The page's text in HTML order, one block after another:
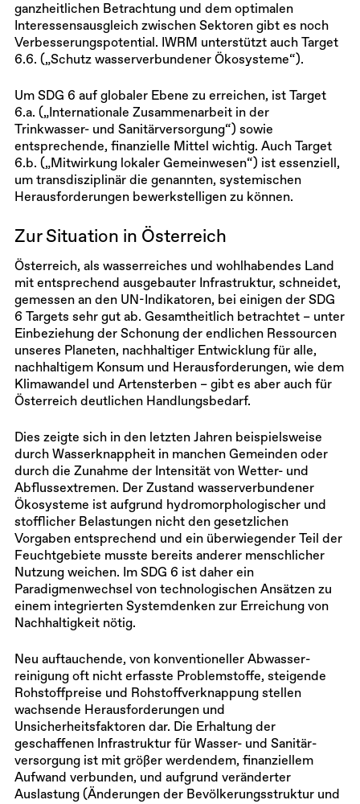
ganzheitlichen Betrachtung und dem optimalen
Interessensausgleich zwischen Sektoren gibt es noch
Verbesserungspotential. IWRM unterstützt auch Target
6.6. („Schutz wasserverbundener Ökosysteme“).
Um SDG 6 auf globaler Ebene zu erreichen, ist Target
6.a. („Internationale Zusammenarbeit in der
Trinkwasser- und Sanitärversorgung“) sowie
entsprechende, finanzielle Mittel wichtig. Auch Target
6.b. („Mitwirkung lokaler Gemeinwesen“) ist essenziell,
um transdisziplinär die genannten, systemischen
Herausforderungen bewerkstelligen zu können.
Zur Situation in Österreich
Österreich, als wasserreiches und wohlhabendes Land
mit entsprechend ausgebauter Infrastruktur, schneidet,
gemessen an den UN-Indikatoren, bei einigen der SDG
6 Targets sehr gut ab. Gesamtheitlich betrachtet – unter
Einbeziehung der Schonung der endlichen Ressourcen
unseres Planeten, nachhaltiger Entwicklung für alle,
nachhaltigem Konsum und Heraus­forderungen, wie dem
Klimawandel und Artensterben – gibt es aber auch für
Österreich deutlichen Handlungsbedarf.
Dies zeigte sich in den letzten Jahren beispielsweise
durch Wasserknappheit in manchen Gemeinden oder
durch die Zunahme der Intensität von Wetter- und
Abflussextremen. Der Zustand wasser­verbundener
Öko­systeme ist aufgrund hydro­morpho­logischer und
stofflicher Belastungen nicht den gesetzlichen
Vorgaben entsprechend und ein überwiegender Teil der
Feuchtgebiete musste bereits anderer menschlicher
Nutzung weichen. Im SDG 6 ist daher ein
Paradigmenwechsel von technologischen Ansätzen zu
einem integrierten System­denken zur Erreichung von
Nachhaltigkeit nötig.
Neu auftauchende, von konventioneller Abwasser­
reinigung oft nicht erfasste Problemstoffe, steigende
Rohstoffpreise und Rohstoff­verknappung stellen
wachsende Heraus­forderungen und
Unsicherheitsfaktoren dar. Die Erhaltung der
geschaffenen Infrastruktur für Wasser- und Sanitär­
versorgung ist mit größer werdendem, finanziellem
Aufwand verbunden, und aufgrund veränderter
Auslastung (Änderungen der Bevölkerungsstruktur und